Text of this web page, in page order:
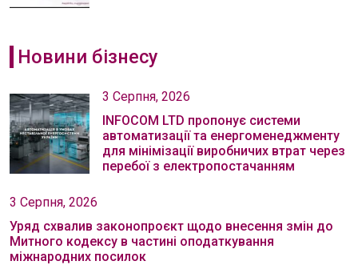
Новини бізнесу
3 Серпня, 2026
INFOCOM LTD пропонує системи
автоматизації та енергоменеджменту
для мінімізації виробничих втрат через
перебої з електропостачанням
3 Серпня, 2026
Уряд схвалив законопроєкт щодо внесення змін до
Митного кодексу в частині оподаткування
міжнародних посилок